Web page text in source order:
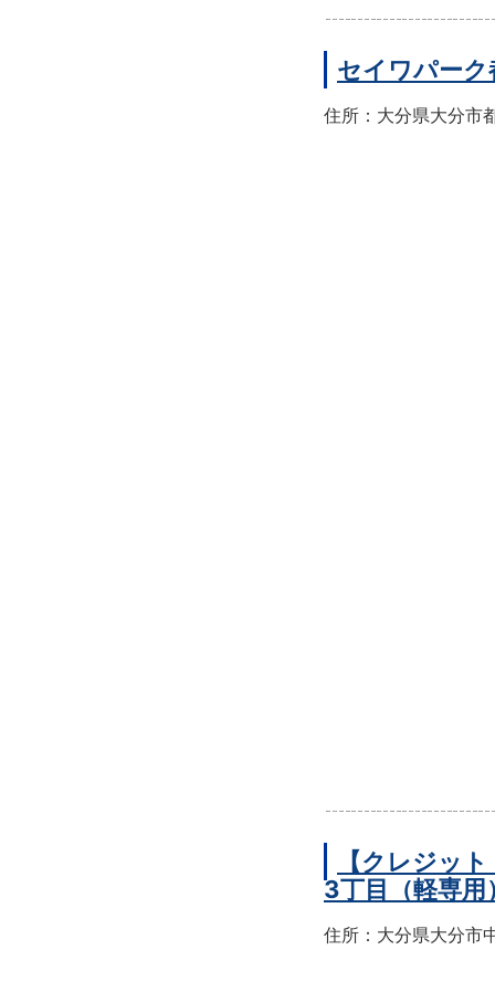
セイワパーク
住所：大分県大分市
【クレジッ
3丁目（軽専用
住所：大分県大分市